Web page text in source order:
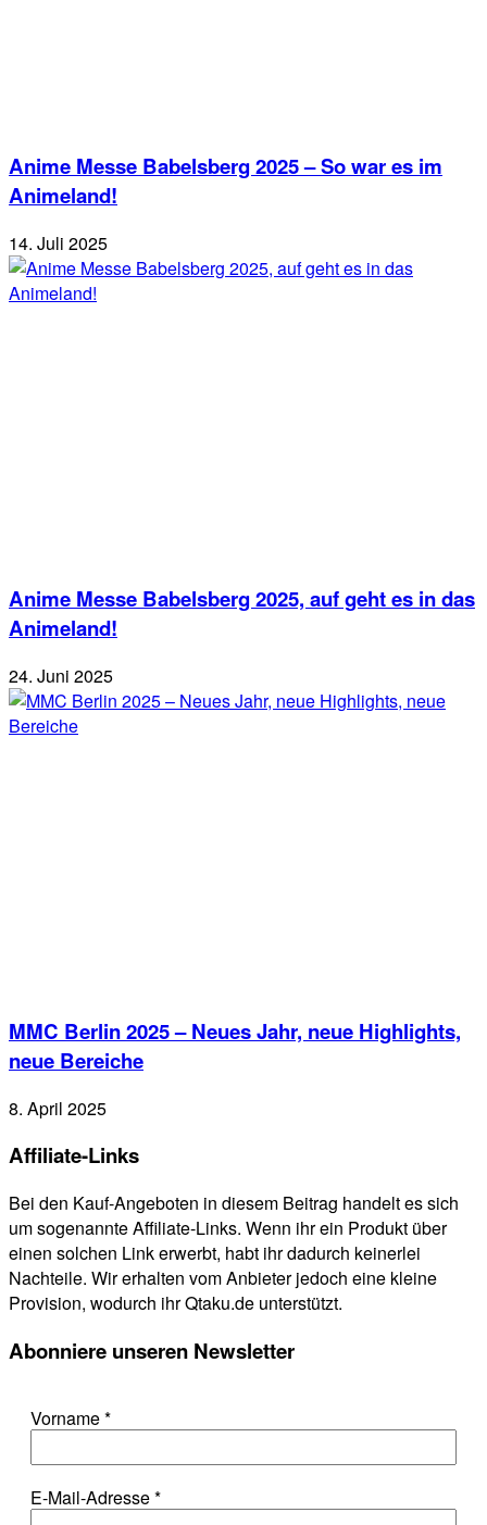
Anime Messe Babelsberg 2025 – So war es im
Animeland!
14. Juli 2025
Anime Messe Babelsberg 2025, auf geht es in das
Animeland!
24. Juni 2025
MMC Berlin 2025 – Neues Jahr, neue Highlights,
neue Bereiche
8. April 2025
Affiliate-Links
Bei den Kauf-Angeboten in diesem Beitrag handelt es sich
um sogenannte Affiliate-Links. Wenn ihr ein Produkt über
einen solchen Link erwerbt, habt ihr dadurch keinerlei
Nachteile. Wir erhalten vom Anbieter jedoch eine kleine
Provision, wodurch ihr Qtaku.de unterstützt.
Abonniere unseren Newsletter
Vorname*
E-Mail-Adresse*